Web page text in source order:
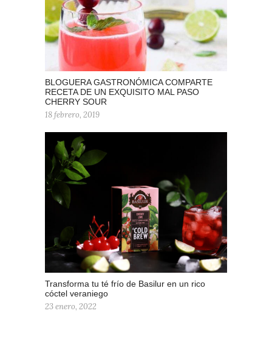
BLOGUERA GASTRONÓMICA COMPARTE
RECETA DE UN EXQUISITO MAL PASO
CHERRY SOUR
18 febrero, 2019
Transforma tu té frío de Basilur en un rico
cóctel veraniego
23 enero, 2022